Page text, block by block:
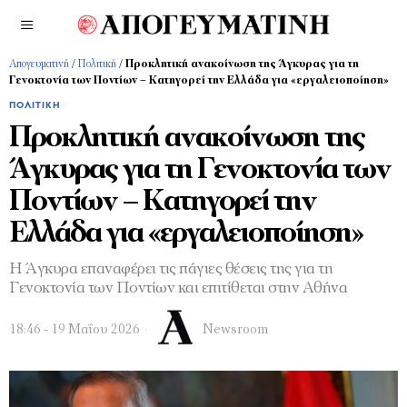
Απογευματινή / Πολιτική / Προκλητική ανακοίνωση της Άγκυρας για τη
Γενοκτονία των Ποντίων – Κατηγορεί την Ελλάδα για «εργαλειοποίηση»
ΠΟΛΙΤΙΚΉ
Προκλητική ανακοίνωση της
Άγκυρας για τη Γενοκτονία των
Ποντίων – Κατηγορεί την
Ελλάδα για «εργαλειοποίηση»
Η Άγκυρα επαναφέρει τις πάγιες θέσεις της για τη
Γενοκτονία των Ποντίων και επιτίθεται στην Αθήνα
18:46 - 19 Μαΐου 2026 Newsroom